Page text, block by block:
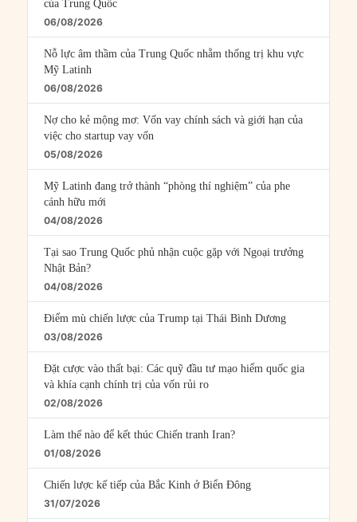
của Trung Quốc
06/08/2026
Nỗ lực âm thầm của Trung Quốc nhằm thống trị khu vực
Mỹ Latinh
06/08/2026
Nợ cho kẻ mộng mơ: Vốn vay chính sách và giới hạn của
việc cho startup vay vốn
05/08/2026
Mỹ Latinh đang trở thành “phòng thí nghiệm” của phe
cánh hữu mới
04/08/2026
Tại sao Trung Quốc phủ nhận cuộc gặp với Ngoại trưởng
Nhật Bản?
04/08/2026
Điểm mù chiến lược của Trump tại Thái Bình Dương
03/08/2026
Đặt cược vào thất bại: Các quỹ đầu tư mạo hiểm quốc gia
và khía cạnh chính trị của vốn rủi ro
02/08/2026
Làm thế nào để kết thúc Chiến tranh Iran?
01/08/2026
Chiến lược kế tiếp của Bắc Kinh ở Biển Đông
31/07/2026